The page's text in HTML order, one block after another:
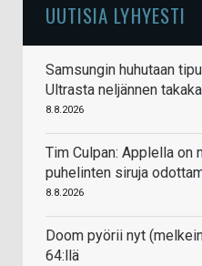
UUTISIA LYHYESTI
Samsungin huhutaan
Ultrasta neljännen
8.8.2026
Tim Culpan: Applella on
puhelinten siruja
8.8.2026
Doom pyörii nyt
64:llä